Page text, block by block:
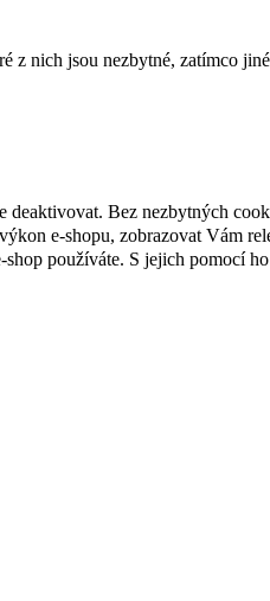
z nich jsou nezbytné, zatímco
deaktivovat. Bez nezbytných
e-shopu, zobrazovat Vám
používáte. S jejich pomocí